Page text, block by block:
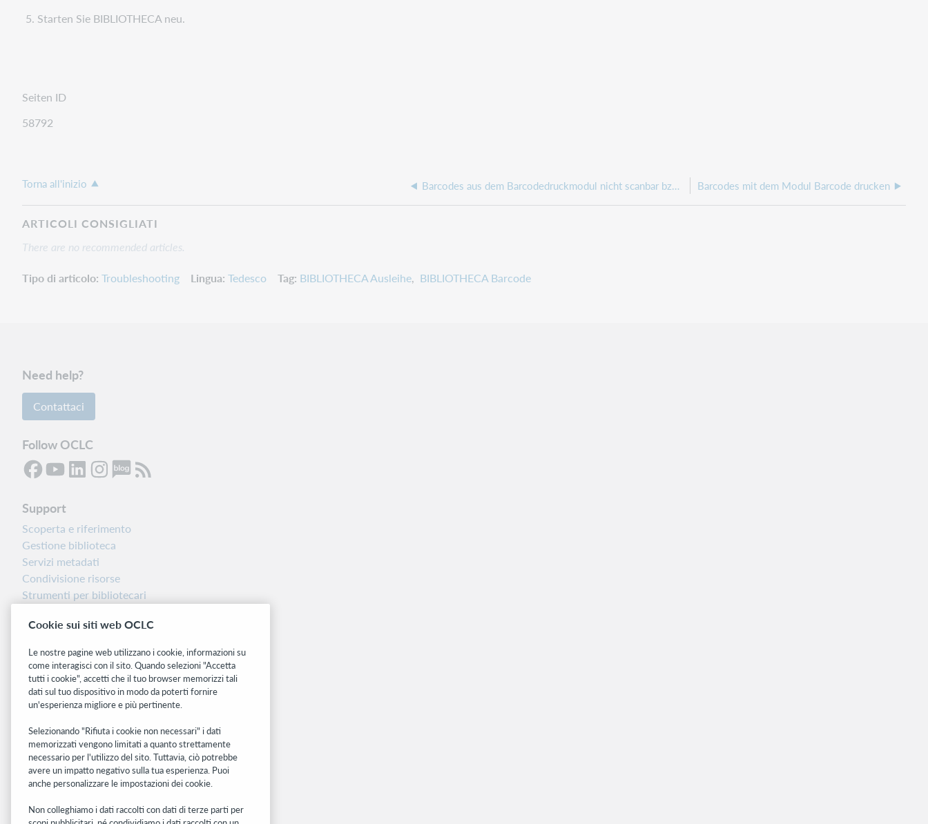
Starten Sie BIBLIOTHECA neu.
Seiten ID
58792
Torna all'inizio Barcodes aus dem Barcodedruckmodul nicht scanbar bzw. abgeschnitten Barcodes mit dem Modul Barcode drucken
ARTICOLI CONSIGLIATI
There are no recommended articles.
Tipo di articolo Troubleshooting Lingua Tedesco Tag BIBLIOTHECA Ausleihe BIBLIOTHECA Barcode
Need help?
Contattaci
Follow OCLC
Support
Scoperta e riferimento
Gestione biblioteca
Servizi metadati
Condivisione risorse
Strumenti per bibliotecari
Dashboard di stato del sistema
Siti correlati
OCLC.org
BibFormats
Community
Ricerca
WebJunction
Rete sviluppatori
Cookie sui siti web OCLC
Le nostre pagine web utilizzano i cookie, informazioni su
come interagisci con il sito. Quando selezioni "Accetta
tutti i cookie", accetti che il tuo browser memorizzi tali
dati sul tuo dispositivo in modo da poterti fornire
un'esperienza migliore e più pertinente.
Selezionando "Rifiuta i cookie non necessari" i dati
memorizzati vengono limitati a quanto strettamente
necessario per l'utilizzo del sito. Tuttavia, ciò potrebbe
avere un impatto negativo sulla tua esperienza. Puoi
anche personalizzare le impostazioni dei cookie.
Non colleghiamo i dati raccolti con dati di terze parti per